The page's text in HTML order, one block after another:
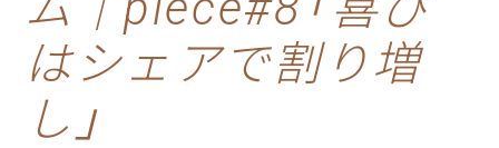
DISCOGRAPHY
VIDEO
はシェアで割り増
し」